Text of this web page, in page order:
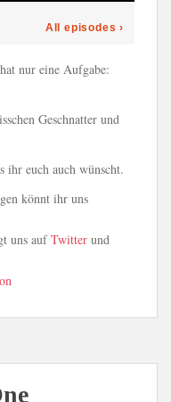
nur eine Aufgabe:
Geschnatter und
ihr euch auch wünscht.
könnt ihr uns
uns aufTwitter und